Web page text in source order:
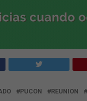
PUCON REUNION